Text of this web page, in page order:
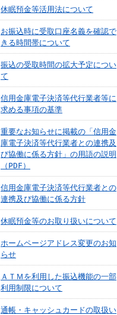
休眠預金等活用法について
お振込時に受取口座名義を確認で
きる時間帯について
振込の受取時間の拡大予定につい
て
信用金庫電子決済等代行業者等に
求める事項の基準
重要なお知らせに掲載の「信用金
庫電子決済等代行業者との連携及
び協働に係る方針」の用語の説明
（PDF）
信用金庫電子決済等代行業者との
連携及び協働に係る方針
休眠預金等のお取り扱いについて
ホームページアドレス変更のお知
らせ
ＡＴＭを利用した振込機能の一部
利用制限について
通帳・キャッシュカードの取扱い